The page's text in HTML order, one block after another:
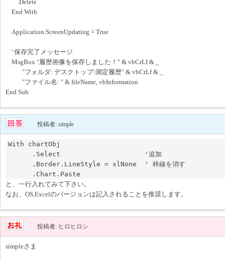
.Delete
End With
Application.ScreenUpdating = True
' 保存完了メッセージ
MsgBox "履歴画像を保存しました！" & vbCrLf & _
"フォルダ: デスクトップ\測定履歴" & vbCrLf & _
"ファイル名: " & fileName, vbInformation
End Sub
投稿者: simple
With chartObj
と、一行入れてみて下さい。
なお、OS,Excelのバージョンは記入されることを推奨します。
投稿者: ヒロヒロシ
simpleさま